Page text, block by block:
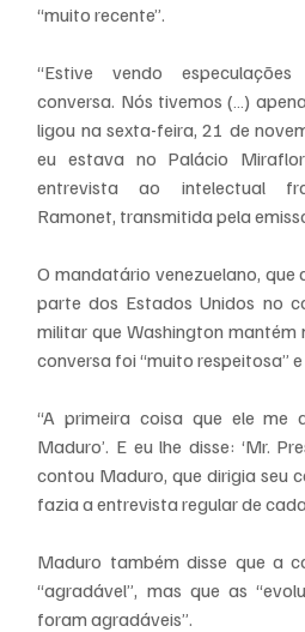
“muito recente”.
“Estive vendo
conversa. Nós tivemos (…)
ligou na sexta-feira, 21 de
eu estava no Palácio
entrevista ao intelectual
Ramonet, transmitida pela
O mandatário venezuelano, que
parte dos Estados Unidos no
militar que Washington mantém
conversa foi “muito respeitosa”
“A primeira coisa que ele me
Maduro’. E eu lhe disse: ‘Mr.
contou Maduro, que dirigia seu
fazia a entrevista regular de
Maduro também disse que a
“agradável”, mas que as
foram agradáveis”.